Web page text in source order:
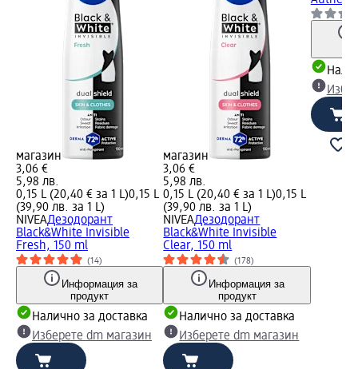
магазин
3,06 €
5,98 лв.
0,15 L (20,40 € за 1 L)0,15 L
(39,90 лв. за 1 L)
NIVEAДезодорант
Black&White Invisible
Fresh, 150 ml
(14)
Информация за
продукт
Налично за доставка
Изберете dm магазин
магазин
3,06 €
5,98 лв.
0,15 L (20,40 € за 1 L)0,15 L
(39,90 лв. за 1 L)
NIVEAДезодорант
Black&White Invisible
Clear, 150 ml
(178)
Информация за
продукт
Налично за доставка
Изберете dm магазин